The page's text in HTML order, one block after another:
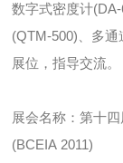
数字式密度计
(QTM-500)、多
展位，指导交流。
展会名称：第十
(BCEIA 2011)